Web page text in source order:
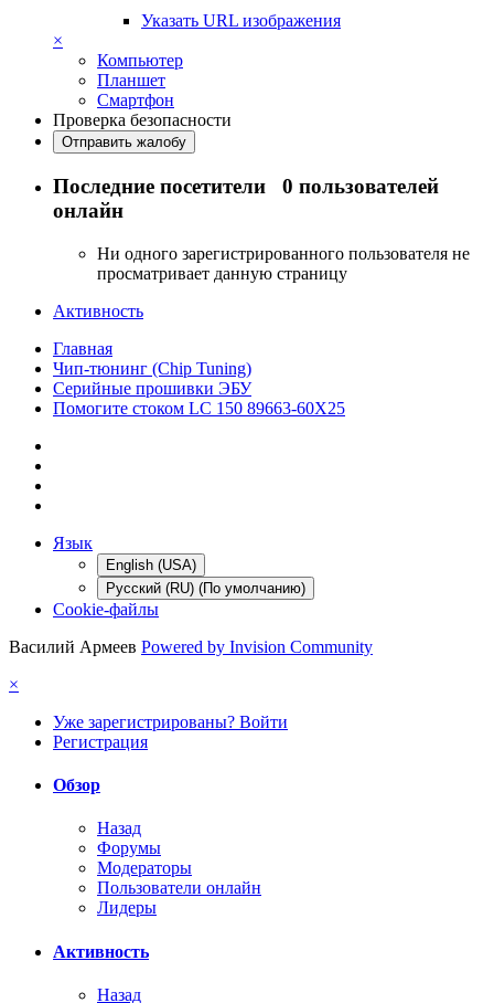
Указать URL изображения
×
Компьютер
Планшет
Смартфон
Проверка безопасности
Отправить жалобу
Последние посетители 0 пользователей
онлайн
Ни одного зарегистрированного пользователя не
просматривает данную страницу
Активность
Главная
Чип-тюнинг (Chip Tuning)
Серийные прошивки ЭБУ
Помогите стоком LC 150 89663-60X25
Язык
English (USA)
Русский (RU) (По умолчанию)
Cookie-файлы
Василий Армеев Powered by Invision Community
×
Уже зарегистрированы? Войти
Регистрация
Обзор
Назад
Форумы
Модераторы
Пользователи онлайн
Лидеры
Активность
Назад